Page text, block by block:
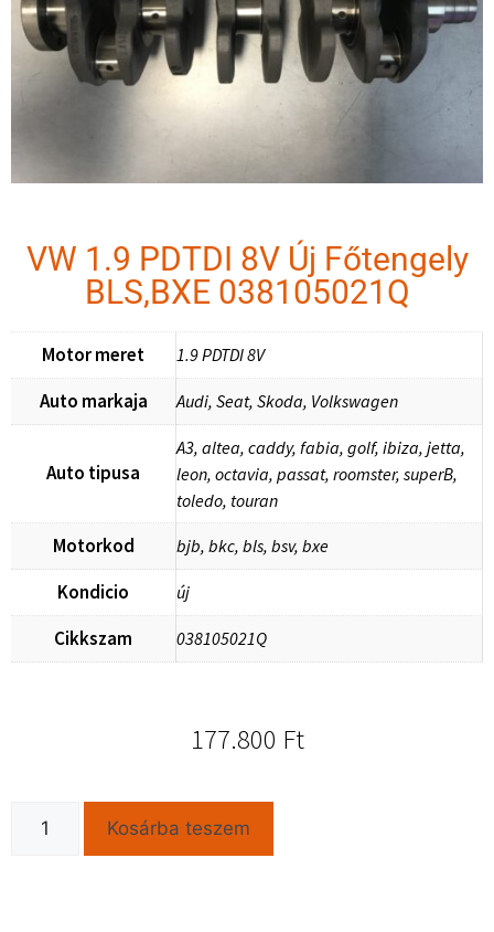
VW 1.9 PDTDI 8V Új Főtengely
BLS,BXE 038105021Q
Motor meret 1.9 PDTDI 8V
Auto markaja Audi, Seat, Skoda, Volkswagen
Auto tipusa
A3, altea, caddy, fabia, golf, ibiza, jetta,
leon, octavia, passat, roomster, superB,
toledo, touran
Motorkod bjb, bkc, bls, bsv, bxe
Kondicio új
Cikkszam 038105021Q
177.800 Ft
Kosárba teszem